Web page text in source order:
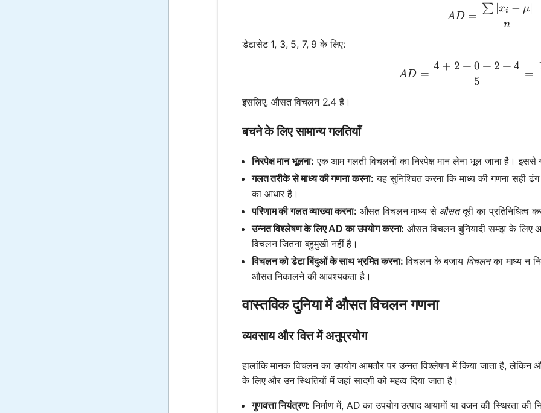
AD =
A D =
n
∑ ∣xi − μ∣
डेटासेट 1, 3, 5, 7, 9 के लिए:
AD =
AD =
5
4 + 2 + 0 + 2 + 4
=
इसलिए, औसत विचलन 2.4 है।
बचने के लिए सामान्य गलतियाँ
निरपेक्ष मान भूलना: एक आम गलती विचलनों का निरपेक्ष मान लेना भूल जाना है।
गलत तरीके से माध्य की गणना करना: यह सुनिश्चित करना कि माध्य की गणना सही
का आधार है।
परिणाम की गलत व्याख्या करना: औसत विचलन माध्य से औसतदूरी का प्रतिनिधित्व
उन्नत विश्लेषण के लिए AD का उपयोग करना: औसत विचलन बुनियादी समझ के लिए
विचलन जितना बहुमुखी नहीं है।
विचलन को डेटा बिंदुओं के साथ भ्रमित करना: विचलन के बजाय विचलनका माध्य न
औसत निकालने की आवश्यकता है।
वास्तविक दुनिया में औसत विचलन गणना
व्यवसाय और वित्त में अनुप्रयोग
हालांकि मानक विचलन का उपयोग आमतौर पर उन्नत विश्लेषण में किया जाता है,
के लिए और उन स्थितियों में जहां सादगी को महत्व दिया जाता है।
गुणवत्ता नियंत्रण: निर्माण में, AD का उपयोग उत्पाद आयामों या वजन की स्थिरता